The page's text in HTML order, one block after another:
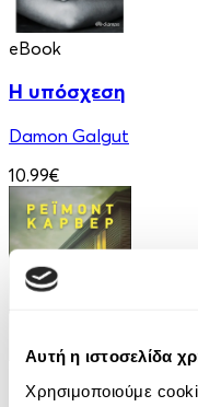
Αυτή η ιστοσελίδα
Χρησιμοποιούμε
eBook
Η υπόσχεση
Damon Galgut
10.99€